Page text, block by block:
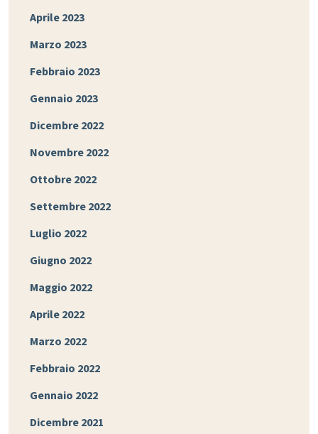
Aprile 2023
Marzo 2023
Febbraio 2023
Gennaio 2023
Dicembre 2022
Novembre 2022
Ottobre 2022
Settembre 2022
Luglio 2022
Giugno 2022
Maggio 2022
Aprile 2022
Marzo 2022
Febbraio 2022
Gennaio 2022
Dicembre 2021